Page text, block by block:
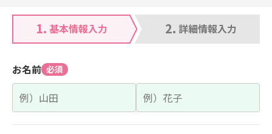
1. 基本情報入力 2. 詳細情報入力
お名前 必須